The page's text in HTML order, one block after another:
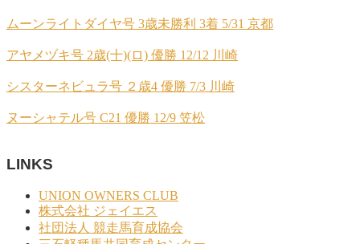
ムーンライトダイヤ号 3歳未勝利 3着 5/31 京都
アヤメヅキ号 2歳(十)(ロ) 優勝 12/12 川崎
シスターネビュラ号 ２歳4 優勝 7/3 川崎
ヌーシャテル号 C21 優勝 12/9 笠松
LINKS
UNION OWNERS CLUB
株式会社 ジェイエス
社団法人 競走馬育成協会